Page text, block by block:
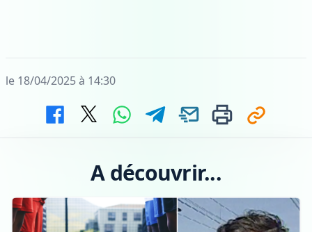
le 18/04/2025 à 14:30
A découvrir...